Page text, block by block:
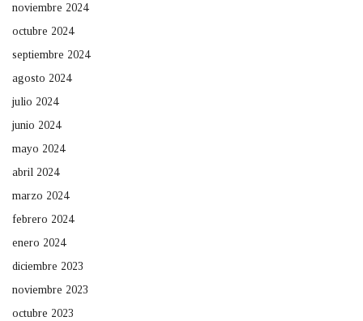
noviembre 2024
octubre 2024
septiembre 2024
agosto 2024
julio 2024
junio 2024
mayo 2024
abril 2024
marzo 2024
febrero 2024
enero 2024
diciembre 2023
noviembre 2023
octubre 2023